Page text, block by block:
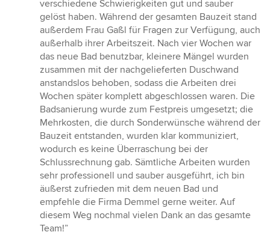
verschiedene Schwierigkeiten gut und sauber
gelöst haben. Während der gesamten Bauzeit stand
außerdem Frau Gaßl für Fragen zur Verfügung, auch
außerhalb ihrer Arbeitszeit. Nach vier Wochen war
das neue Bad benutzbar, kleinere Mängel wurden
zusammen mit der nachgelieferten Duschwand
anstandslos behoben, sodass die Arbeiten drei
Wochen später komplett abgeschlossen waren. Die
Badsanierung wurde zum Festpreis umgesetzt; die
Mehrkosten, die durch Sonderwünsche während der
Bauzeit entstanden, wurden klar kommuniziert,
wodurch es keine Überraschung bei der
Schlussrechnung gab. Sämtliche Arbeiten wurden
sehr professionell und sauber ausgeführt, ich bin
äußerst zufrieden mit dem neuen Bad und
empfehle die Firma Demmel gerne weiter. Auf
diesem Weg nochmal vielen Dank an das gesamte
Team!”